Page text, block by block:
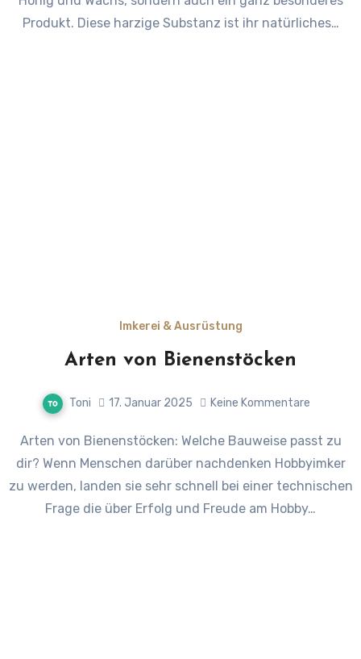
Produkt. Diese harzige Substanz ist ihr natürliches…
Imkerei & Ausrüstung
Arten von Bienenstöcken
Toni 17. Januar 2025 Keine Kommentare
Arten von Bienenstöcken: Welche Bauweise passt zu
dir? Wenn Menschen darüber nachdenken Hobbyimker
zu werden, landen sie sehr schnell bei einer technischen
Frage die über Erfolg und Freude am Hobby…